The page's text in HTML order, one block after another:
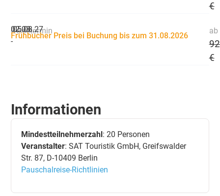
€
Reisetermin
02.08.
-
05.08.27
Frühbucher Preis bei Buchung bis zum 31.08.2026
ab
€
Informationen
Mindestteilnehmerzahl: 20 Personen
Veranstalter: SAT Touristik GmbH, Greifswalder
Str. 87, D-10409 Berlin
Pauschalreise-Richtlinien